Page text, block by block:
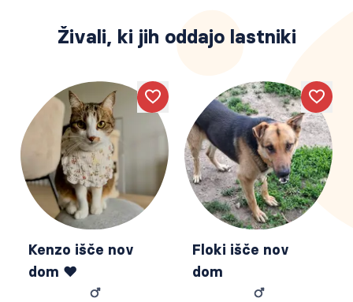
Živali, ki jih oddajo lastniki
Like
Kenzo išče nov
dom ❤️
Like
Floki išče nov
dom